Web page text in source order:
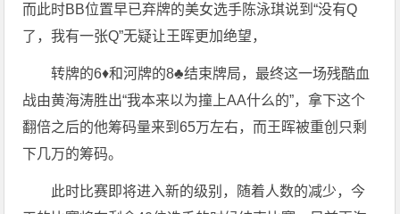
而此时BB位置早已弃牌的美女选手陈泳琪说到“没有Q
了，我有一张Q”无疑让王晖更加绝望，
转牌的6♦️和河牌的8♣️结束牌局，最终这一场残酷血
战由黄海涛胜出“我本来以为撞上AA什么的”，拿下这个
翻倍之后的他筹码量来到65万左右，而王晖被重创只剩
下几万的筹码。
此时比赛即将进入新的级别，随着人数的减少，今